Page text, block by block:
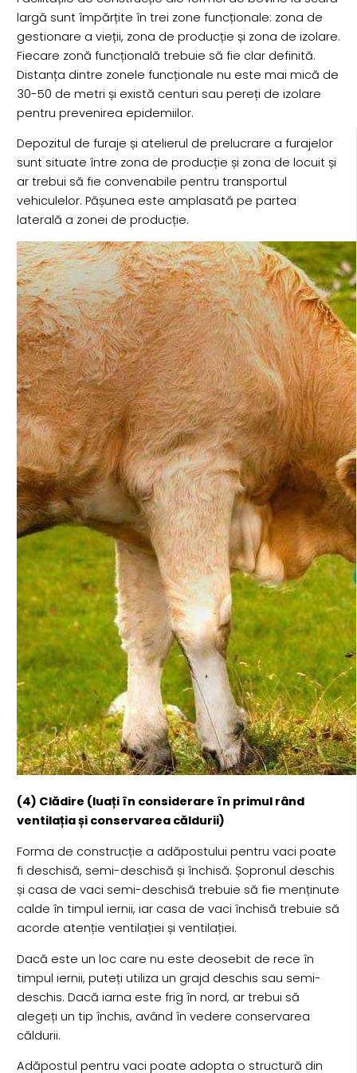
largă sunt împărțite în trei zone funcționale: zona de
gestionare a vieții, zona de producție și zona de izolare.
Fiecare zonă funcțională trebuie să fie clar definită.
Distanța dintre zonele funcționale nu este mai mică de
30-50 de metri și există centuri sau pereți de izolare
pentru prevenirea epidemiilor.
Depozitul de furaje și atelierul de prelucrare a furajelor
sunt situate între zona de producție și zona de locuit și
ar trebui să fie convenabile pentru transportul
vehiculelor. Pășunea este amplasată pe partea
laterală a zonei de producție.
(4) Clădire (luați în considerare în primul rând
ventilația și conservarea căldurii)
Forma de construcție a adăpostului pentru vaci poate
fi deschisă, semi-deschisă și închisă. Șopronul deschis
și casa de vaci semi-deschisă trebuie să fie menținute
calde în timpul iernii, iar casa de vaci închisă trebuie să
acorde atenție ventilației și ventilației.
Dacă este un loc care nu este deosebit de rece în
timpul iernii, puteți utiliza un grajd deschis sau semi-
deschis. Dacă iarna este frig în nord, ar trebui să
alegeți un tip închis, având în vedere conservarea
căldurii.
Adăpostul pentru vaci poate adopta o structură din